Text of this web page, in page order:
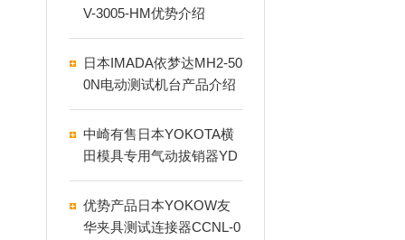
V-3005-HM优势介绍
日本IMADA依梦达MH2-50
0N电动测试机台产品介绍
中崎有售日本YOKOTA横
田模具专用气动拔销器YD
P-20
优势产品日本YOKOW友
华夹具测试连接器CCNL-0